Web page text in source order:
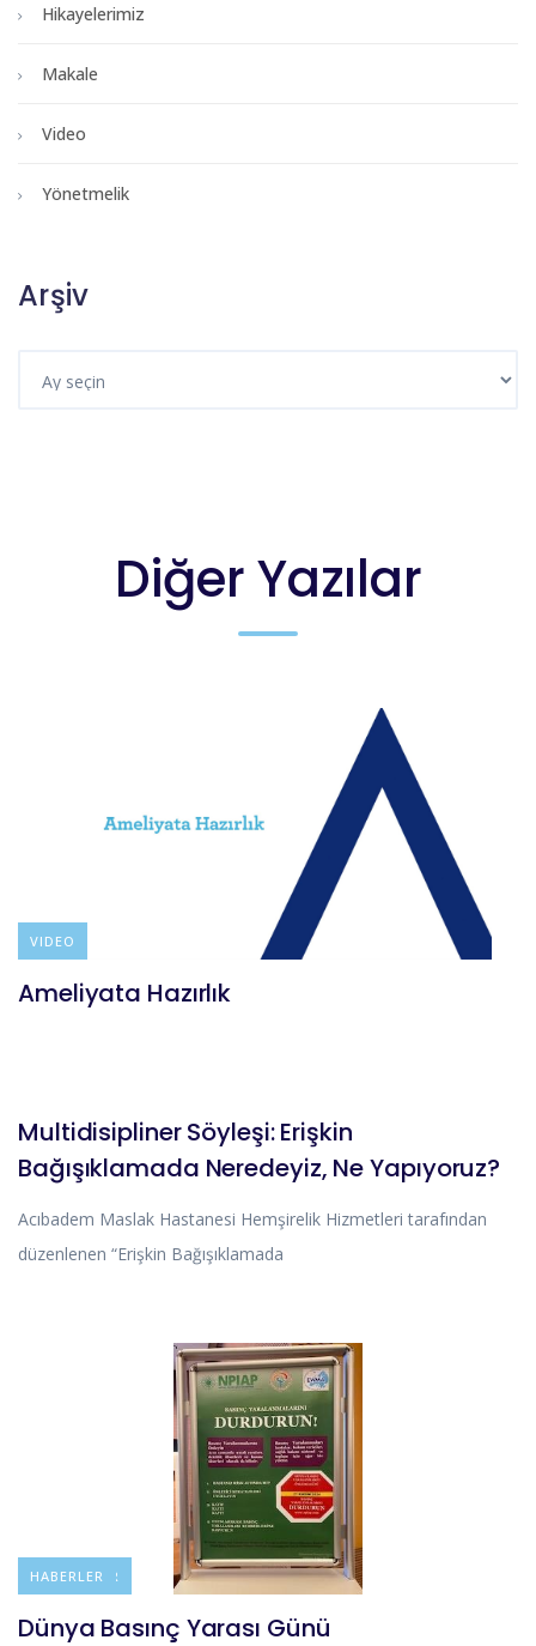
Hikayelerimiz
Makale
Video
Yönetmelik
Arşiv
Diğer Yazılar
VIDEO
Ameliyata Hazırlık
Multidisipliner Söyleşi: Erişkin
Bağışıklamada Neredeyiz, Ne Yapıyoruz?
Acıbadem Maslak Hastanesi Hemşirelik Hizmetleri tarafından
düzenlenen “Erişkin Bağışıklamada
DUYURULAR
HABERLER
Dünya Basınç Yarası Günü